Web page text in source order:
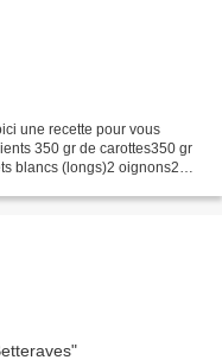
une recette pour vous
350 gr de carottes350 gr
blancs (longs)2 oignons2